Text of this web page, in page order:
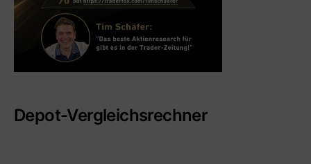
Depot-Vergleichsrechner